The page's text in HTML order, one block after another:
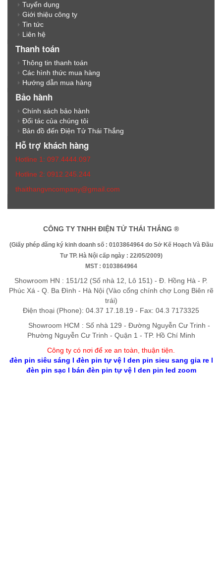
Tuyển dụng
Giới thiệu công ty
Tin tức
Liên hệ
Thanh toán
Thông tin thanh toán
Các hình thức mua hàng
Hướng dẫn mua hàng
Bảo hành
Chính sách bảo hành
Đối tác của chúng tôi
Bản đồ đến Điện Tử Thái Thắng
Hỗ trợ khách hàng
Hotline 1: 097.4444.097
Hotline 2: 0912.245.244
thaithangvncompany@gmail.com
CÔNG TY TNHH ĐIỆN TỬ THÁI THẮNG ®
(Giấy phép đăng ký kinh doanh số : 0103864964 do Sở Kế Hoạch Và Đầu
Tư TP. Hà Nội cấp ngày : 22/05/2009)
MST : 0103864964
Showroom HN : 151/12 (Số nhà 12, Lô 151) - Đ. Hồng Hà - P.
Phúc Xá - Q. Ba Đình - Hà Nội (Vào cổng chính chợ Long Biên rẽ
trái)
Điện thoại (Phone): 04.37 17.18.19 - Fax: 04.3 7173325
Showroom HCM : Số nhà 129 - Đường Nguyễn Cư Trinh -
Phường Nguyễn Cư Trinh - Quận 1 - TP. Hồ Chí Minh
Công ty có nơi để xe an toàn, thuận tiện
đèn pin siêu sáng l đèn pin tự vệl den pin sieu sang gia rel
đèn pin sạcl bán đèn pin tự vệl den pin led zoom